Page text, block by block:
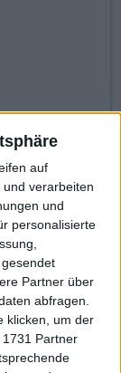
auf
verarbeiten
und
personalisierte
Partner über
abfragen.
klicken, um der
Partner
je Aktie